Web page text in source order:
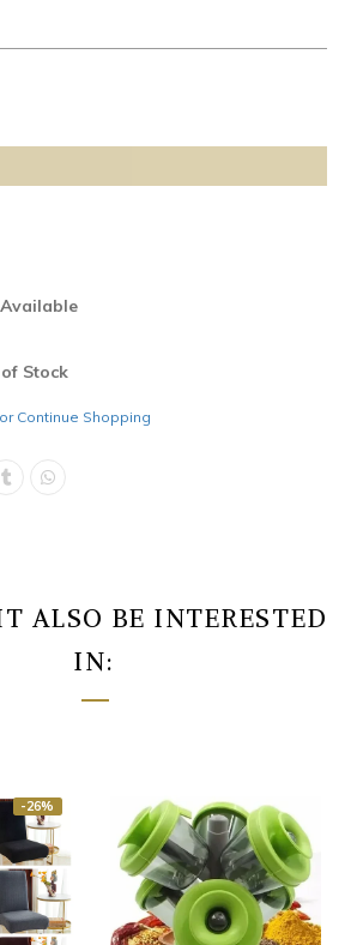
Stock
Continue Shopping
ALSO BE INTERESTED
IN:
-26%